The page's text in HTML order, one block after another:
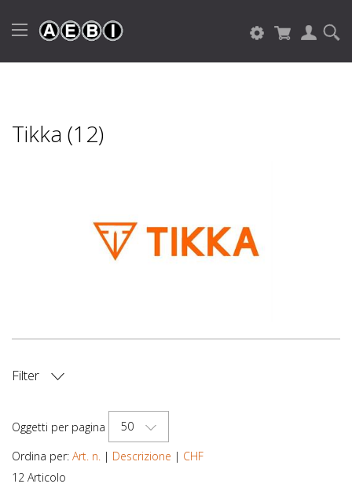
Tikka (12)
Filter
Oggetti per pagina
50
Ordina per: Art. n. | Descrizione | CHF
12 Articolo